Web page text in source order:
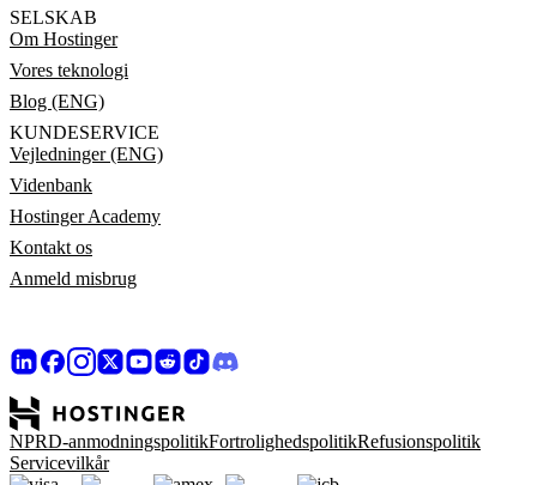
SELSKAB
Om Hostinger
Vores teknologi
Blog (ENG)
KUNDESERVICE
Vejledninger (ENG)
Videnbank
Hostinger Academy
Kontakt os
Anmeld misbrug
NPRD-anmodningspolitikFortrolighedspolitikRefusionspolitik
Servicevilkår